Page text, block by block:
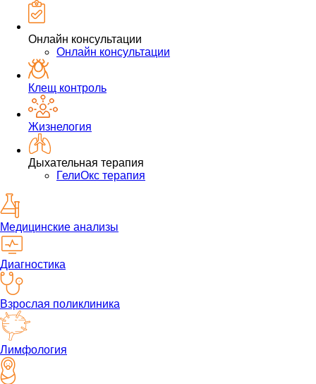
Онлайн консультации
Онлайн консультации
Клещ контроль
Жизнелогия
Дыхательная терапия
ГелиОкс терапия
Медицинские анализы
Диагностика
Взрослая поликлиника
Лимфология